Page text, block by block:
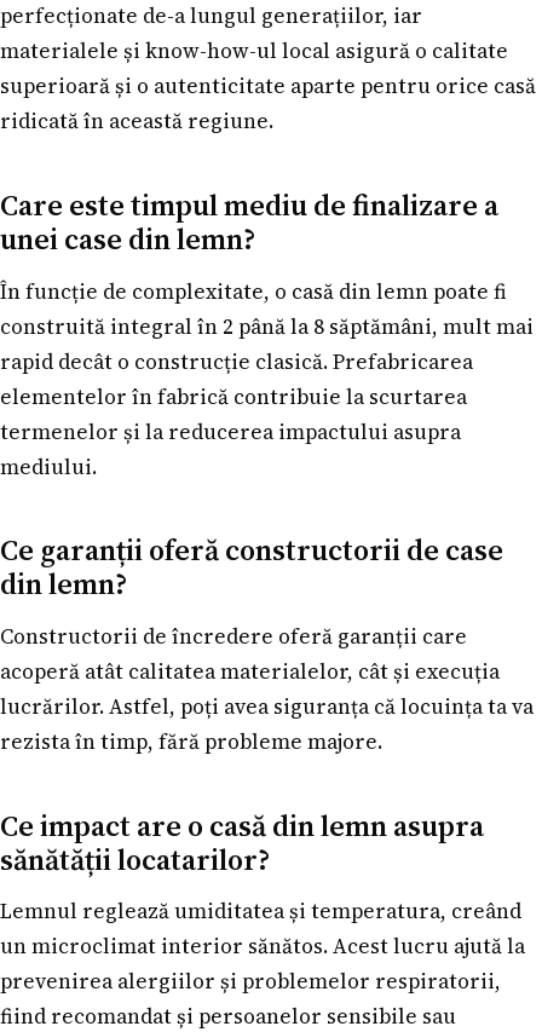
perfecționate de-a lungul generațiilor, iar
materialele și know-how-ul local asigură o calitate
superioară și o autenticitate aparte pentru orice casă
ridicată în această regiune.
Care este timpul mediu de finalizare a
unei case din lemn?
În funcție de complexitate, o casă din lemn poate fi
construită integral în 2 până la 8 săptămâni, mult mai
rapid decât o construcție clasică. Prefabricarea
elementelor în fabrică contribuie la scurtarea
termenelor și la reducerea impactului asupra
mediului.
Ce garanții oferă constructorii de case
din lemn?
Constructorii de încredere oferă garanții care
acoperă atât calitatea materialelor, cât și execuția
lucrărilor. Astfel, poți avea siguranța că locuința ta va
rezista în timp, fără probleme majore.
Ce impact are o casă din lemn asupra
sănătății locatarilor?
Lemnul reglează umiditatea și temperatura, creând
un microclimat interior sănătos. Acest lucru ajută la
prevenirea alergiilor și problemelor respiratorii,
fiind recomandat și persoanelor sensibile sau